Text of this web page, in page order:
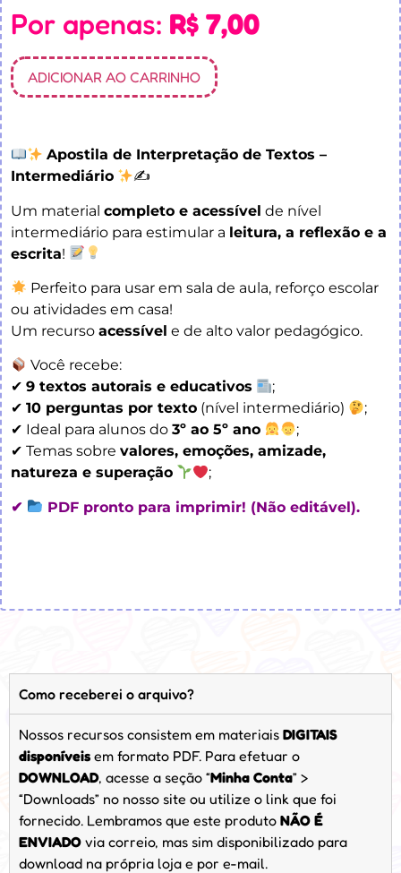
Por apenas: R$ 7,00
ADICIONAR AO CARRINHO
Apostila de Interpretação de Textos –
Intermediário
✍
Um material completo e acessível de nível
intermediário para estimular a leitura, a reflexão e a
escrita!
Perfeito para usar em sala de aula, reforço escolar
ou atividades em casa!
Um recurso acessível e de alto valor pedagógico.
Você recebe:
✔ 9 textos autorais e educativos
;
✔ 10 perguntas por texto (nível intermediário)
;
✔ Ideal para alunos do 3º ao 5º ano
;
✔ Temas sobre valores, emoções, amizade,
natureza e superação
;
✔ PDF pronto para imprimir! (Não editável).
Como receberei o arquivo?
Nossos recursos consistem em materiais DIGITAIS
disponíveis em formato PDF. Para efetuar o
DOWNLOAD, acesse a seção “Minha Conta” >
“Downloads” no nosso site ou utilize o link que foi
fornecido. Lembramos que este produto NÃO É
ENVIADO via correio, mas sim disponibilizado para
download na própria loja e por e-mail.